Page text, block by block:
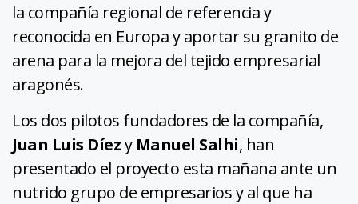
la compañía regional de referencia y
reconocida en Europa y aportar su granito de
arena para la mejora del tejido empresarial
aragonés.
Los dos pilotos fundadores de la compañía,
Juan Luis DíezyManuel Salhi, han
presentado el proyecto esta mañana ante un
nutrido grupo de empresarios y al que ha